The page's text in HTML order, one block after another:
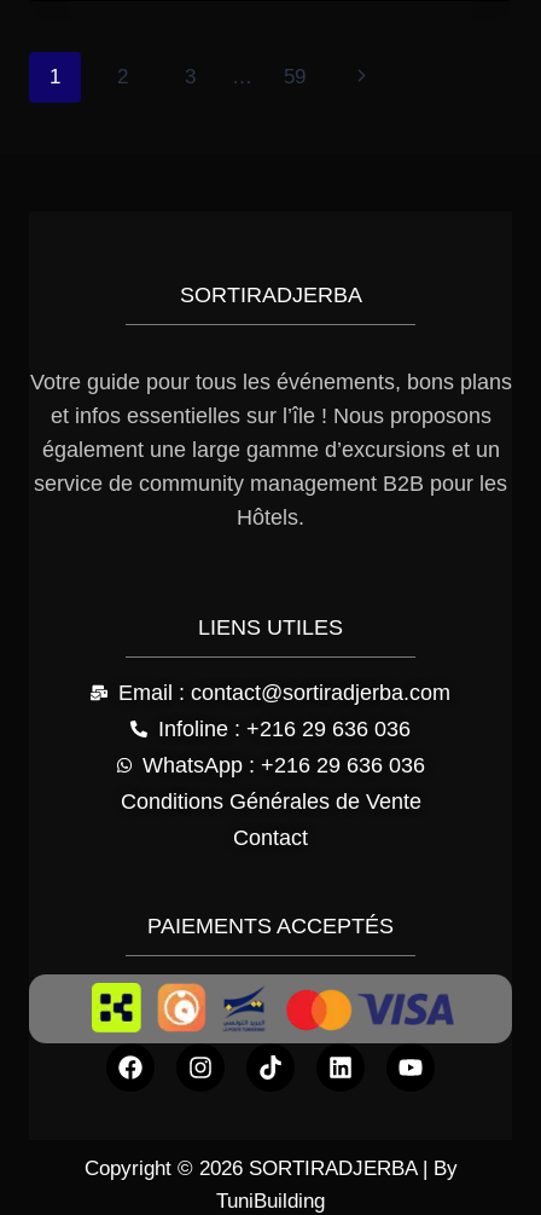
1 2 3 … 59
SORTIRADJERBA
Votre guide pour tous les événements, bons plans
et infos essentielles sur l’île ! Nous proposons
également une large gamme d’excursions et un
service de community management B2B pour les
Hôtels.
LIENS UTILES
Email : contact@sortiradjerba.com
Infoline : +216 29 636 036
WhatsApp : +216 29 636 036
Conditions Générales de Vente
Contact
PAIEMENTS ACCEPTÉS
Copyright © 2026 SORTIRADJERBA | By
TuniBuilding